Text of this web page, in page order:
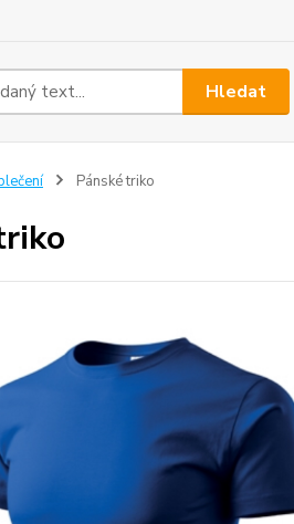
Hledat
Pánské triko